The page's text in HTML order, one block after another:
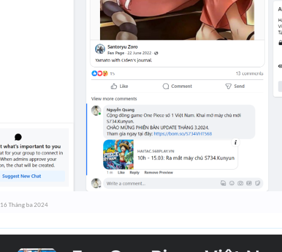
16 Tháng ba 2024